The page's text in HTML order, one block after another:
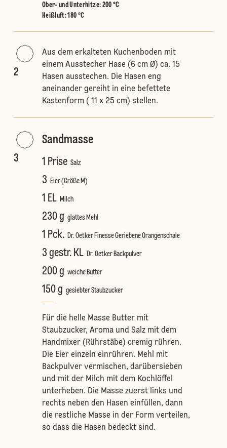
Ober- und Unterhitze: 200 °C
Heißluft:180 °C
2
Aus dem erkalteten Kuchenboden mit
einem Ausstecher Hase (6 cm Ø) ca. 15
Hasen ausstechen. Die Hasen eng
aneinander gereiht in eine befettete
Kastenform ( 11 x 25 cm) stellen.
3
Sandmasse
1 Prise Salz
3 Eier (Größe M)
1 EL Milch
230 g glattes Mehl
1 Pck. Dr. Oetker Finesse Geriebene Orangenschale
3 gestr. KL Dr. Oetker Backpulver
200 g weiche Butter
150 g gesiebter Staubzucker
Für die helle Masse Butter mit
Staubzucker, Aroma und Salz mit dem
Handmixer (Rührstäbe) cremig rühren.
Die Eier einzeln einrühren. Mehl mit
Backpulver vermischen, darübersieben
und mit der Milch mit dem Kochlöffel
unterheben. Die Masse zuerst links und
rechts neben den Hasen einfüllen, dann
die restliche Masse in der Form verteilen,
so dass die Hasen bedeckt sind.